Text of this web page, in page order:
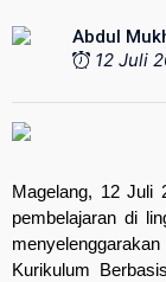
Abdul
12 Juli
Magelang, 12 Juli
pembelajaran di
Kurikulum